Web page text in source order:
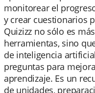
monitorear el
y crear cuestionarios
Quizizz no sólo es
herramientas, sino
de inteligencia
preguntas para
aprendizaje. Es un
de unidades,